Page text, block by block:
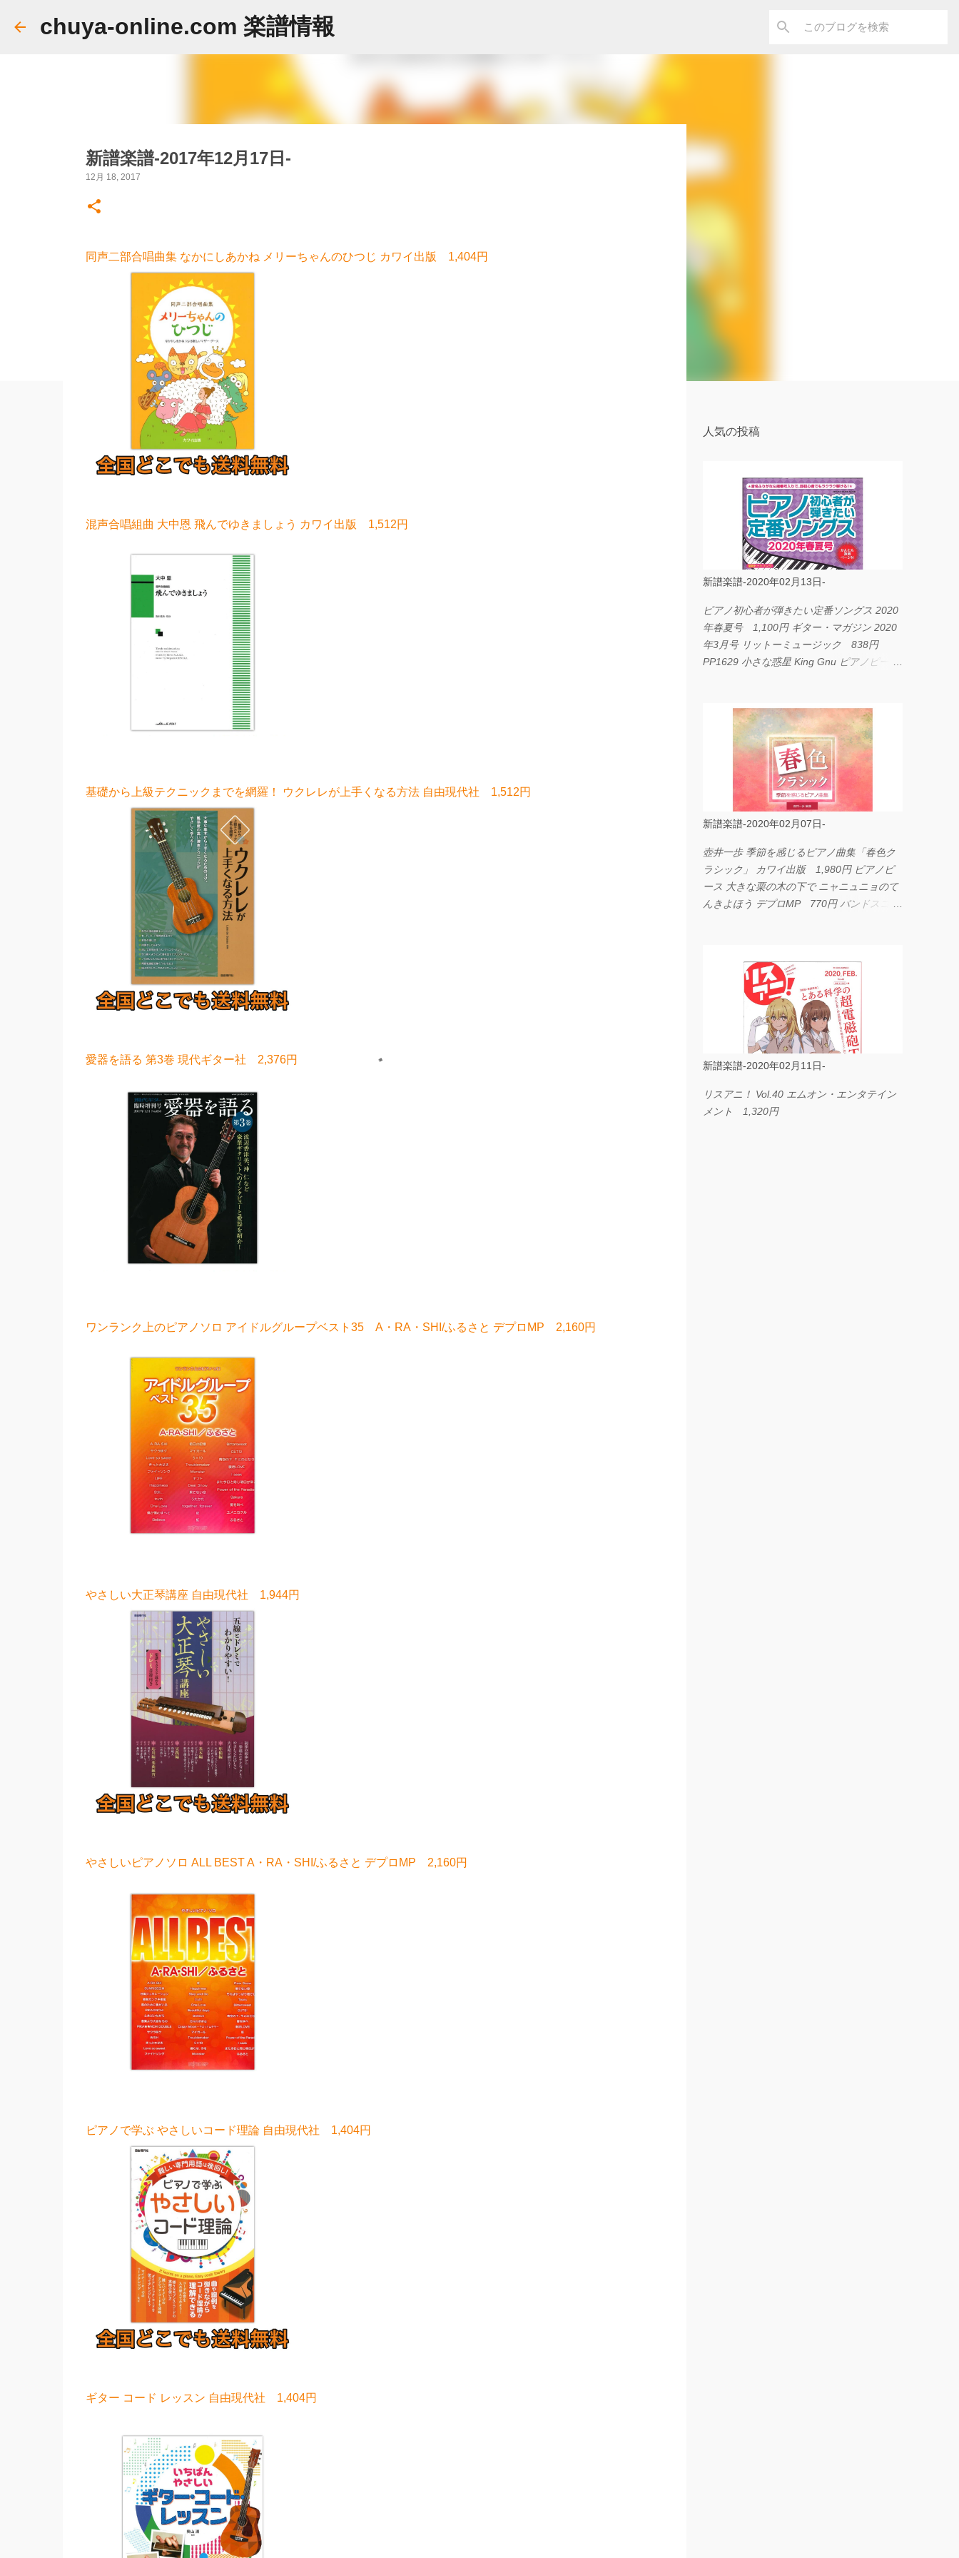
chuya-online.com 楽譜情報
新譜楽譜-2017年12月17日-
12月 18, 2017
同声二部合唱曲集 なかにしあかね メリーちゃんのひつじ カワイ出版 1,404円
混声合唱組曲 大中恩 飛んでゆきましょう カワイ出版 1,512円
基礎から上級テクニックまでを網羅！ ウクレレが上手くなる方法 自由現代社 1,512円
愛器を語る 第3巻 現代ギター社 2,376円
ワンランク上のピアノソロ アイドルグループベスト35 A・RA・SHI/ふるさと デプロMP 2,160円
やさしい大正琴講座 自由現代社 1,944円
やさしいピアノソロ ALL BEST A・RA・SHI/ふるさと デプロMP 2,160円
ピアノで学ぶ やさしいコード理論 自由現代社 1,404円
ギター コード レッスン 自由現代社 1,404円
人気の投稿
新譜楽譜-2020年02月13日-
ピアノ初心者が弾きたい定番ソングス 2020
年春夏号 1,100円 ギター・マガジン 2020
年3月号 リットーミュージック 838円
PP1629 小さな惑星 King Gnu ピアノピース
LOVE... Official髭男dism バンドピース フェ
アリー 825円
新譜楽譜-2020年02月07日-
壺井一歩 季節を感じるピアノ曲集「春色ク
ラシック」 カワイ出版 1,980円 ピアノピ
ース 大きな栗の木の下で ニャニュニョのて
んきよほう デプロMP 770円 バンドスコア
ス I LOVE．．． Official髭男dism やさしく
弾ける ピアノピース フェアリー 660円
BP2225 Kingdom of the Heavens 春畑道哉
バンドピース フェアリー 825円
新譜楽譜-2020年02月11日-
リスアニ！ Vol.40 エムオン・エンタテイン
メント 1,320円